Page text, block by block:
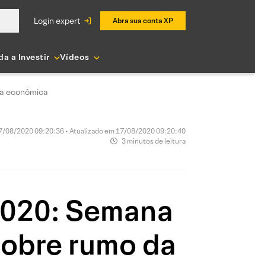
login expert Abra sua conta XP
a Investir Vídeos
econômica
08/2020 09:20:36 • Atualizado em 17/08/2020 09:20:40
3 minutos de leitura
Semana
rumo da